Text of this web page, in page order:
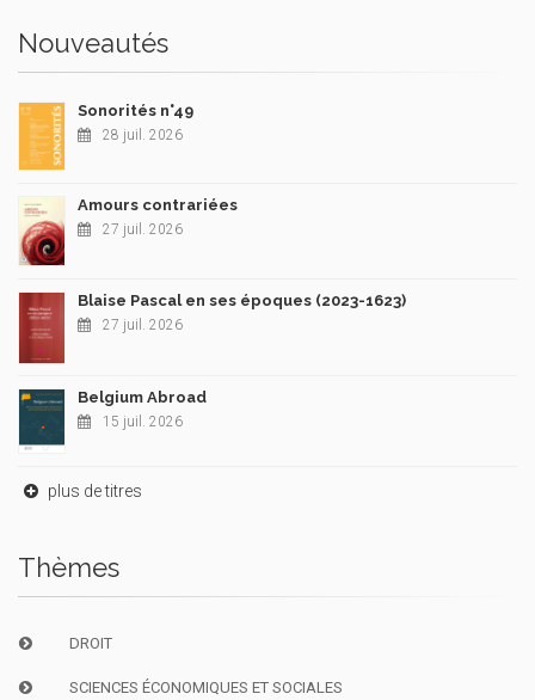
Nouveautés
Sonorités n°49
28 juil. 2026
Amours contrariées
27 juil. 2026
Blaise Pascal en ses époques (2023-1623)
27 juil. 2026
Belgium Abroad
15 juil. 2026
plus de titres
Thèmes
DROIT
SCIENCES ÉCONOMIQUES ET SOCIALES